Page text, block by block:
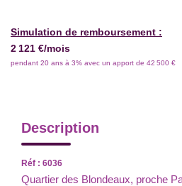
Simulation de remboursement :
2 121 €/mois
pendant 20 ans à 3% avec un apport de 42 500 €
Description
Réf : 6036
Quartier des Blondeaux, proche